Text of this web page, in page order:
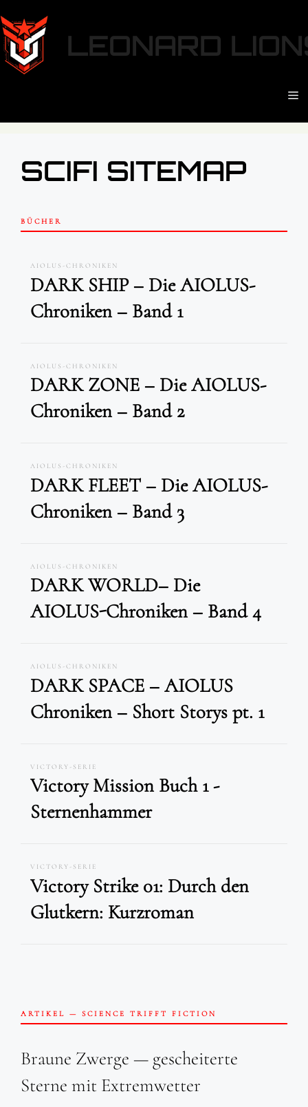
Zum
Inhalt
springen
LEONARD
SCIFI SITEMAP
BÜCHER
AIOLUS-CHRONIKEN
DARK SHIP – Die AIOLUS-
Chroniken – Band 1
AIOLUS-CHRONIKEN
DARK ZONE – Die AIOLUS-
Chroniken – Band 2
AIOLUS-CHRONIKEN
DARK FLEET – Die AIOLUS-
Chroniken – Band 3
AIOLUS-CHRONIKEN
DARK WORLD– Die
AIOLUS-Chroniken – Band 4
AIOLUS-CHRONIKEN
DARK SPACE – AIOLUS
Chroniken – Short Storys pt. 1
VICTORY-SERIE
Victory Mission Buch 1 -
Sternenhammer
VICTORY-SERIE
Victory Strike 01: Durch den
Glutkern: Kurzroman
ARTIKEL — SCIENCE TRIFFT FICTION
Braune Zwerge — gescheiterte
Sterne mit Extremwetter